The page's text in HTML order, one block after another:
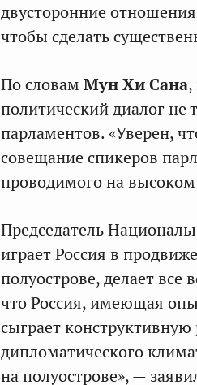
двусторонние
чтобы сделать
По словам Мун Хи Сана,
политический диалог не
парламентов. «Уверен,
совещание спикеров
проводимого на высоком
Председатель
играет Россия в
полуострове, делает
что Россия, имеющая
сыграет
дипломатического
на полуострове», —